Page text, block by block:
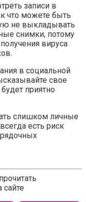
записи в
что можете быть
не выкладывать
снимки, потому
вируса
в социальной
свое
приятно
слишком личные
есть риск